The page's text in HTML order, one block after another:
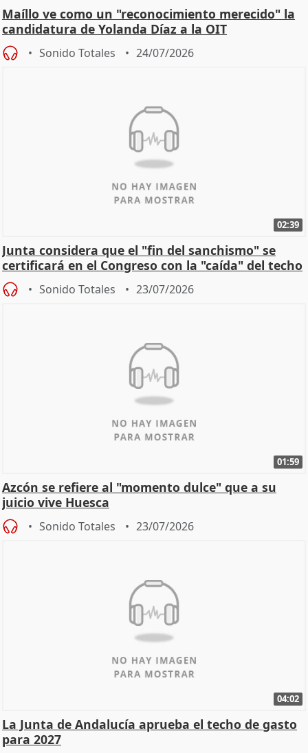
Maíllo ve como un "reconocimiento merecido" la
candidatura de Yolanda Díaz a la OIT
Sonido Totales 24/07/2026
02:39
Junta considera que el "fin del sanchismo" se
certificará en el Congreso con la "caída" del techo
de
Sonido Totales 23/07/2026
01:59
Azcón se refiere al "momento dulce" que a su
juicio vive Huesca
Sonido Totales 23/07/2026
04:02
La Junta de Andalucía aprueba el techo de gasto
para 2027